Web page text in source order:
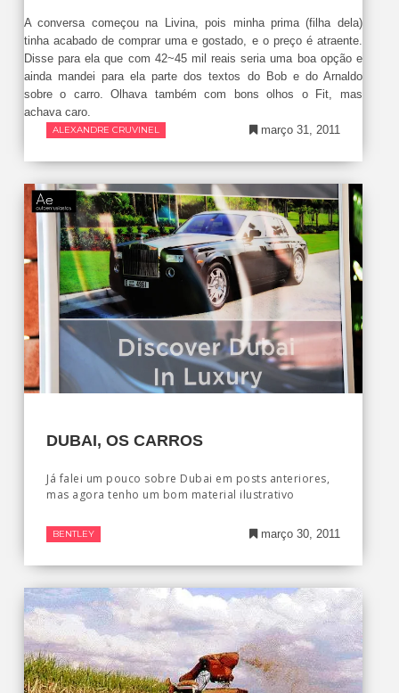
A conversa começou na Livina, pois minha prima (filha dela)
tinha acabado de comprar uma e gostado, e o preço é atraente.
Disse para ela que com 42~45 mil reais seria uma boa opção e
ainda mandei para ela parte dos textos do Bob e do Arnaldo
sobre o carro. Olhava também com bons olhos o Fit, mas
achava caro.
ALEXANDRE CRUVINEL março 31, 2011
DUBAI, OS CARROS
Já falei um pouco sobre Dubai em posts anteriores,
mas agora tenho um bom material ilustrativo
BENTLEY março 30, 2011